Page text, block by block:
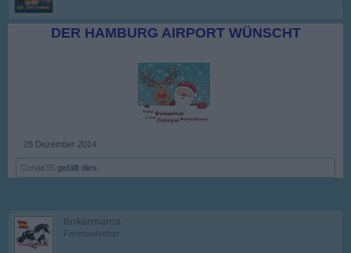
DER HAMBURG AIRPORT WÜNSCHT
25 Dezember 2014
Conair35 gefällt dies.
tinkermama
Forenaufseher